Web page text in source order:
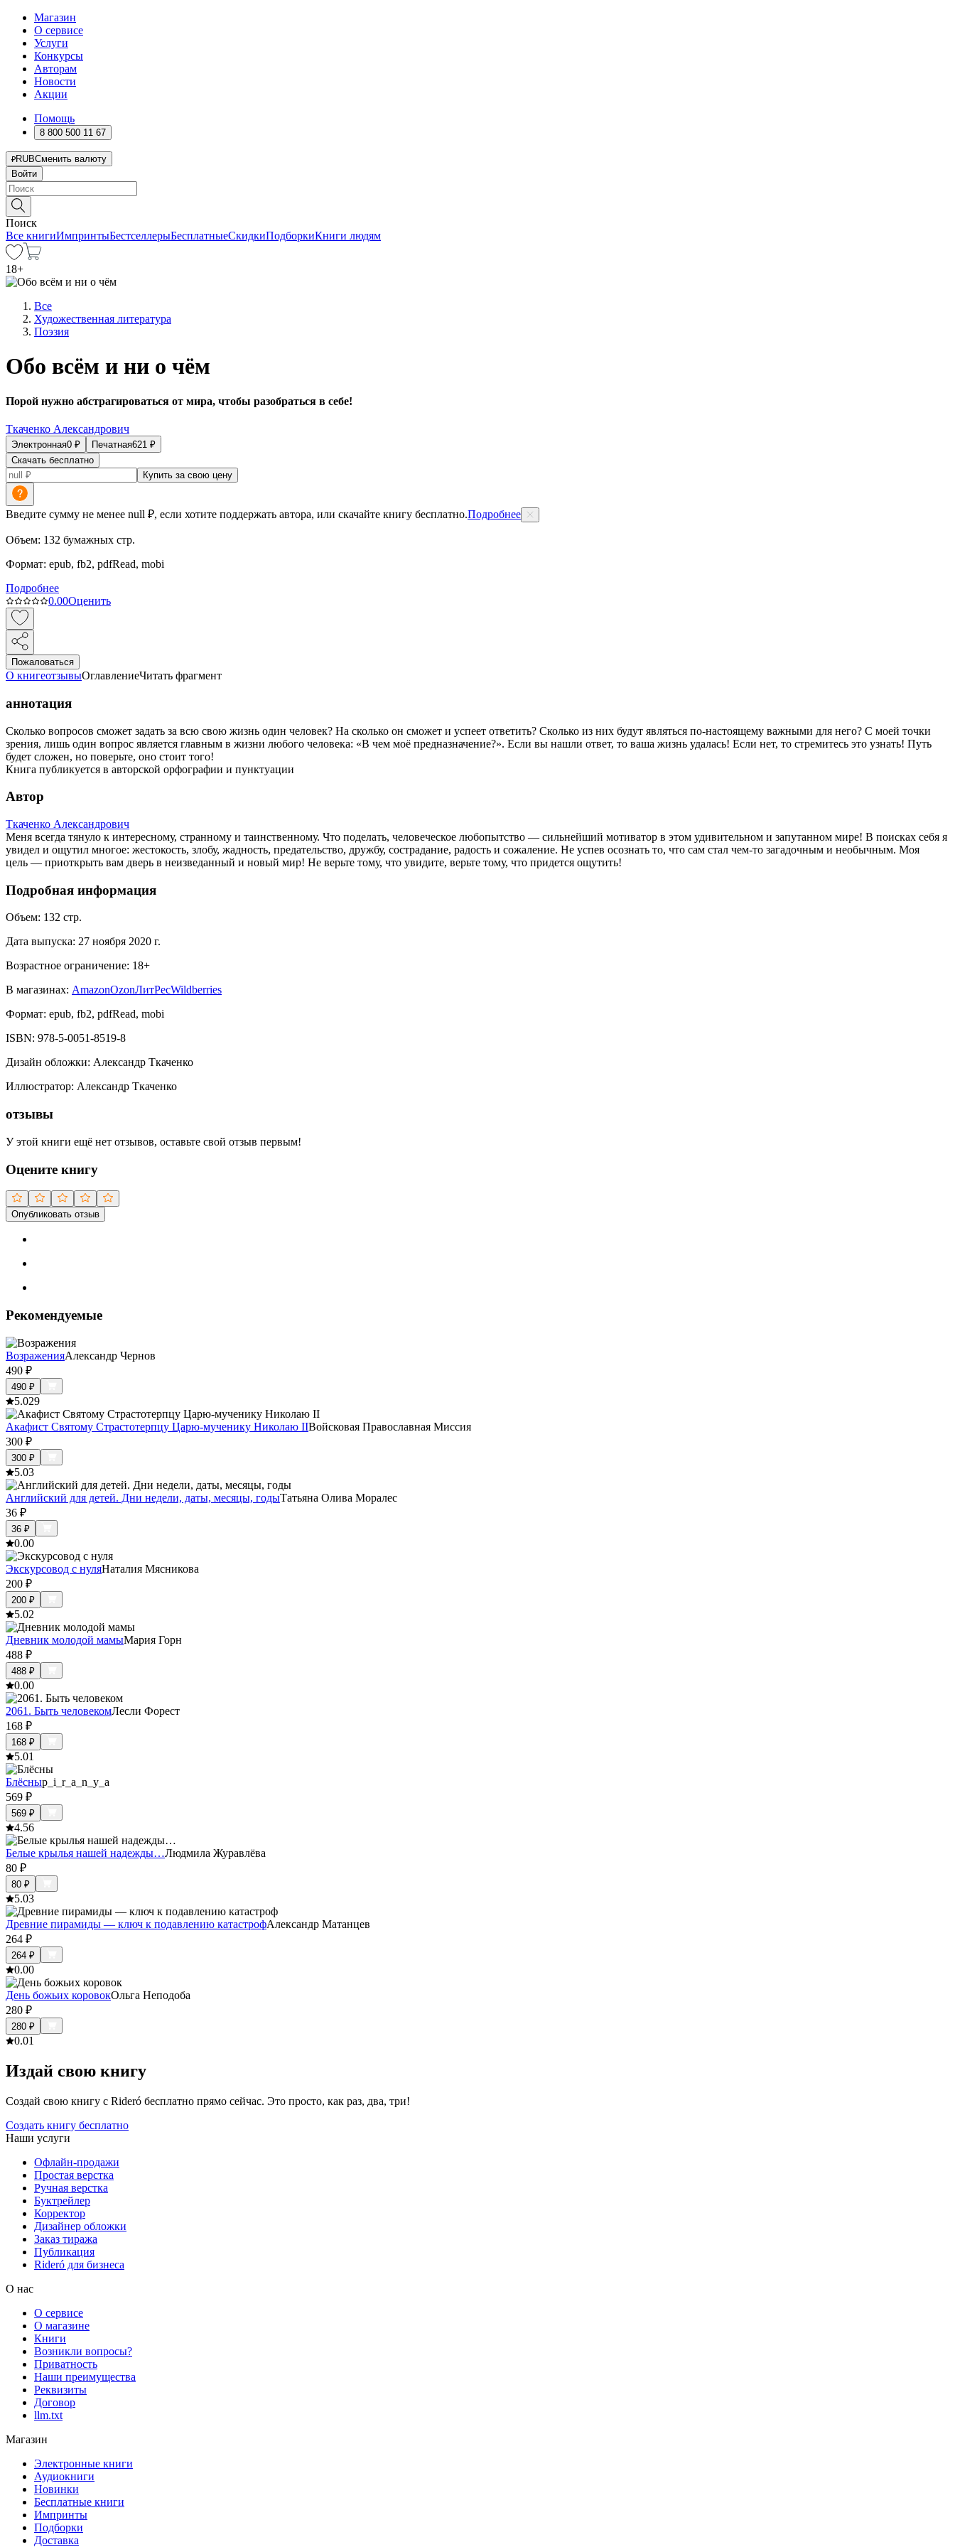
Магазин
О сервисе
Услуги
Конкурсы
Авторам
Новости
Акции
Помощь
8 800 500 11 67
RUBСменить валюту
Войти
Поиск
Все книгиИмпринтыБестселлерыБесплатныеСкидкиПодборкиКниги людям
18+
Все
Художественная литература
Поэзия
Обо всём и ни о чём
Порой нужно абстрагироваться от мира, чтобы разобраться в себе!
Ткаченко Александрович
Электронная0 ₽ Печатная621 ₽
Скачать бесплатно
Купить за свою цену
Введите сумму не менее null ₽, если хотите поддержать автора, или скачайте книгу бесплатно.Подробнее
Объем: 132 бумажных стр.
Формат: epub, fb2, pdfRead, mobi
Подробнее
0.00Оценить
Пожаловаться
О книгеотзывыОглавлениеЧитать фрагмент
аннотация
Сколько вопросов сможет задать за всю свою жизнь один человек? На сколько он сможет и успеет ответить? Сколько из них будут являться по-настоящему важными для него? С моей точки
зрения, лишь один вопрос является главным в жизни любого человека: «В чем моё предназначение?». Если вы нашли ответ, то ваша жизнь удалась! Если нет, то стремитесь это узнать! Путь
будет сложен, но поверьте, оно стоит того!
Книга публикуется в авторской орфографии и пунктуации
Автор
Ткаченко Александрович
Меня всегда тянуло к интересному, странному и таинственному. Что поделать, человеческое любопытство — сильнейший мотиватор в этом удивительном и запутанном мире! В поисках себя я
увидел и ощутил многое: жестокость, злобу, жадность, предательство, дружбу, сострадание, радость и сожаление. Не успев осознать то, что сам стал чем-то загадочным и необычным. Моя
цель — приоткрыть вам дверь в неизведанный и новый мир! Не верьте тому, что увидите, верьте тому, что придется ощутить!
Подробная информация
Объем: 132 стр.
Дата выпуска: 27 ноября 2020 г.
Возрастное ограничение: 18+
В магазинах: AmazonOzonЛитРесWildberries
Формат: epub, fb2, pdfRead, mobi
ISBN: 978-5-0051-8519-8
Дизайн обложки: Александр Ткаченко
Иллюстратор: Александр Ткаченко
отзывы
У этой книги ещё нет отзывов, оставьте свой отзыв первым!
Оцените книгу
Опубликовать отзыв
Рекомендуемые
ВозраженияАлександр Чернов
490 ₽
490 ₽
5.029
Акафист Святому Страстотерпцу Царю-мученику Николаю IIВойсковая Православная Миссия
300 ₽
300 ₽
5.03
Английский для детей. Дни недели, даты, месяцы, годыТатьяна Олива Моралес
36 ₽
36 ₽
0.00
Экскурсовод с нуляНаталия Мясникова
200 ₽
200 ₽
5.02
Дневник молодой мамыМария Горн
488 ₽
488 ₽
0.00
2061. Быть человекомЛесли Форест
168 ₽
168 ₽
5.01
Блёсныp_i_r_a_n_y_a
569 ₽
569 ₽
4.56
Белые крылья нашей надежды…Людмила Журавлёва
80 ₽
80 ₽
5.03
Древние пирамиды — ключ к подавлению катастрофАлександр Матанцев
264 ₽
264 ₽
0.00
День божьих коровокОльга Неподоба
280 ₽
280 ₽
0.01
Издай свою книгу
Создай свою книгу с Rideró бесплатно прямо сейчас. Это просто, как раз, два, три!
Создать книгу бесплатно
Наши услуги
Офлайн-продажи
Простая верстка
Ручная верстка
Буктрейлер
Корректор
Дизайнер обложки
Заказ тиража
Публикация
Rideró для бизнеса
О нас
О сервисе
О магазине
Книги
Возникли вопросы?
Приватность
Наши преимущества
Реквизиты
Договор
llm.txt
Магазин
Электронные книги
Аудиокниги
Новинки
Бесплатные книги
Импринты
Подборки
Доставка